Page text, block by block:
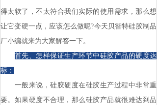
得太软了，不太符合我们实际的使用需求，那么想
让它变硬一点，应该怎么做呢?今天贝智特硅胶制品
厂小编就来为大家解答一下。
首先、怎样保证生产环节中硅胶产品的硬度达
标：
一般来说，硅胶硬度在硅胶生产过程中非常重
要。如果硬度不合理，那么硅胶产品就很难达到品